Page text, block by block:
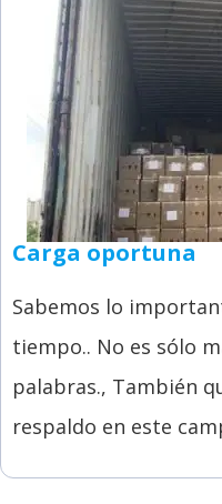
Carga oportuna
Sabemos lo
tiempo.. No es sólo
palabras., También
respaldo en este